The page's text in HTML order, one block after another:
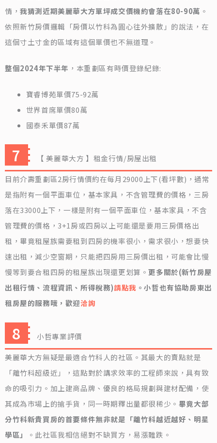
情，我猜測近期美麗華大方單坪成交價機約會落在80-90萬 。
依照新竹房價邏輯「房價以竹科為圓心往外擴散」的說法，在
這個寸土寸金的區域有這個單價也不無道理。
整個2024年下半年 ，本重劃區有時價登錄紀錄:
寶睿博苑單價75-92萬
世界首席單價80萬
國泰禾單價87萬
【 美麗華大方 】租金行情/房屋出租
目前介壽重劃區2房行情價約在每月29000上下(看坪數)，通常
是指附有一個平面車位，基本家具，不含管理費的價格，三房
落在33000上下，一樣是附有一個平面車位，基本家具，不含
管理費的價格，3+1房或四房以上可能還是要用三房價格出
租，畢竟租屋族需要租到四房的機率很小，需求很小，想要快
速出租，減少空窗期，只能把四房用三房價出租，可能會比慢
慢等到要合租四房的租屋族出現還更划算。更多關於(新竹房屋
出租行情、流程資訊、所得稅務)請點我 。小哲也有協助房東出
租房屋的服務哦，歡迎洽詢
小哲專業評價
美麗華大方無疑是最適合竹科人的社區。其最大的賣點就是
「離竹科超級近」，這點對於講求效率的工程師來說，具有致
命的吸引力。加上建商品牌、優良的格局規劃與建材配備，使
其成為市場上的搶手貨，同一時期釋出量都很稀少。 畢竟大部
分竹科新貴買房的首要條件無非就是「離竹科越近越好、明星
學區」
。此社區我相信絕對不缺買方，易漲難跌。